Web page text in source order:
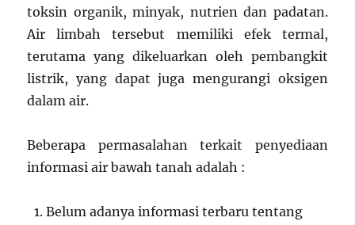
toksin organik, minyak, nutrien dan padatan.
Air limbah tersebut memiliki efek termal,
terutama yang dikeluarkan oleh pembangkit
listrik, yang dapat juga mengurangi oksigen
dalam air.
Beberapa permasalahan terkait penyediaan
informasi air bawah tanah adalah :
Belum adanya informasi terbaru tentang